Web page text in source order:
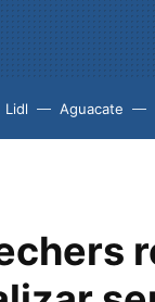
Lidl Aguacate